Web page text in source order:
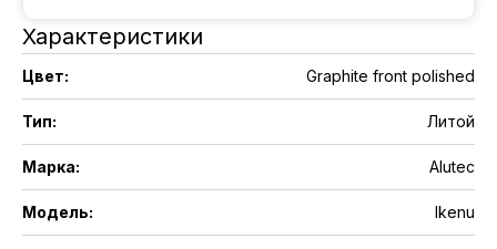
Характеристики
Цвет: Graphite front polished
Тип: Литой
Марка: Alutec
Модель: Ikenu